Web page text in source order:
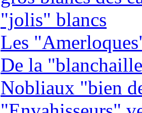
"jolis" blancs
Les
De la
Nobliaux "bien